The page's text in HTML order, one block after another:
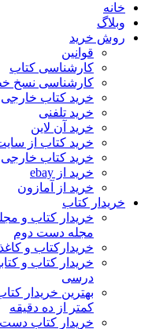
خانه
وبلاگ
روش خرید
قوانین
کارشناسی کتاب
کارشناسی نسخ
خرید کتاب خارجی
خرید تلفنی
خرید آن لاین
خرید کتاب از
خرید کتاب خارجی
خرید از ebay
خرید از آمازون
خریدار کتاب
خریدار کتاب و
مجله دست دوم
خریدارکتاب و
خریدار کتاب و
درسی
بهترین خریدار
کمتر از ده دقیقه
خریدار کتاب